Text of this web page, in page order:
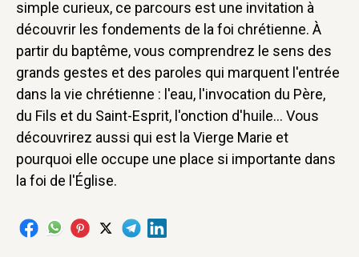
simple curieux, ce parcours est une invitation à
découvrir les fondements de la foi chrétienne. À
partir du baptême, vous comprendrez le sens des
grands gestes et des paroles qui marquent l'entrée
dans la vie chrétienne : l'eau, l'invocation du Père,
du Fils et du Saint-Esprit, l'onction d'huile... Vous
découvrirez aussi qui est la Vierge Marie et
pourquoi elle occupe une place si importante dans
la foi de l'Église.